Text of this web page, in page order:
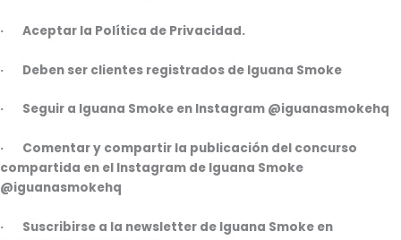
· Aceptar la Política de Privacidad.
· Deben ser clientes registrados de Iguana Smoke
· Seguir a Iguana Smoke en Instagram @iguanasmokehq
· Comentar y compartir la publicación del concurso
compartida en el Instagram de Iguana Smoke
@iguanasmokehq
· Suscribirse a la newsletter de Iguana Smoke en